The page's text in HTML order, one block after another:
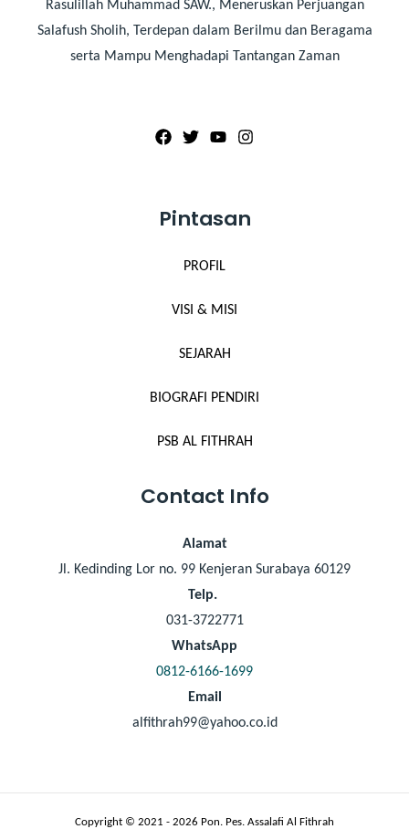
Rasulillah Muhammad SAW., Meneruskan Perjuangan
Salafush Sholih, Terdepan dalam Berilmu dan Beragama
serta Mampu Menghadapi Tantangan Zaman
Pintasan
PROFIL
VISI & MISI
SEJARAH
BIOGRAFI PENDIRI
PSB AL FITHRAH
Contact Info
Alamat
Jl. Kedinding Lor no. 99 Kenjeran Surabaya 60129
Telp.
031-3722771
WhatsApp
0812-6166-1699
Email
alfithrah99@yahoo.co.id
Copyright © 2021 - 2026 Pon. Pes. Assalafi Al Fithrah